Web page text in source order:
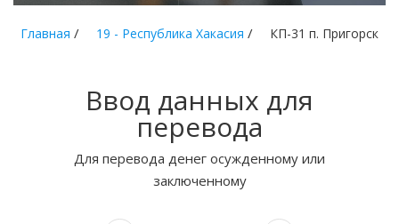
Главная / 19 - Республика Хакасия / КП-31 п. Пригорск
Ввод данных для
перевода
Для перевода денег осужденному или
заключенному